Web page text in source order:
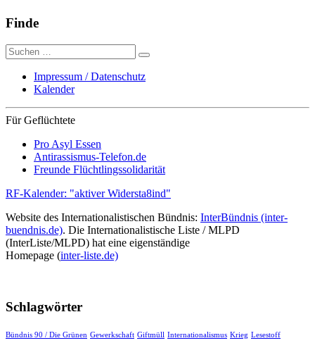
Finde
Suche
nach:
Impressum / Datenschutz
Kalender
Für Geflüchtete
Pro Asyl Essen
Antirassismus-Telefon.de
Freunde Flüchtlingssolidarität
RF-Kalender: "aktiver Widersta8ind"
Website des Internationalistischen Bündnis: InterBündnis (inter-
buendnis.de). Die Internationalistische Liste / MLPD
(InterListe/MLPD) hat eine eigenständige
Homepage (inter-liste.de)
Schlagwörter
Bündnis 90 / Die Grünen Gewerkschaft Giftmüll Internationalismus Krieg Lesestoff